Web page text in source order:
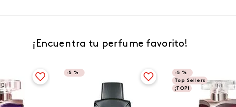
¡Encuentra tu perfume favorito!
-5 % -5 %
Top Sellers
¡TOP!